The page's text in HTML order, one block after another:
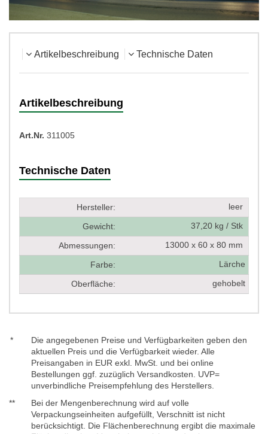
Artikelbeschreibung Technische Daten
Artikelbeschreibung
Art.Nr. 311005
Technische Daten
Hersteller: leer
Gewicht: 37,20 kg / Stk
Abmessungen: 13000 x 60 x 80 mm
Farbe: Lärche
Oberfläche: gehobelt
*
Die angegebenen Preise und Verfügbarkeiten geben den
aktuellen Preis und die Verfügbarkeit wieder. Alle
Preisangaben in EUR exkl. MwSt. und bei online
Bestellungen ggf. zuzüglich Versandkosten. UVP=
unverbindliche Preisempfehlung des Herstellers.
**
Bei der Mengenberechnung wird auf volle
Verpackungseinheiten aufgefüllt, Verschnitt ist nicht
berücksichtigt. Die Flächenberechnung ergibt die maximale